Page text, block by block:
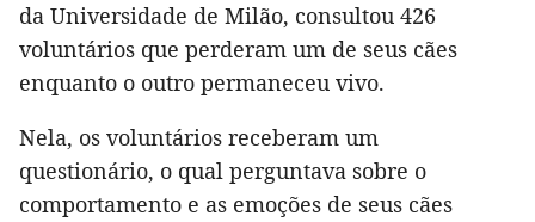
da Universidade de Milão, consultou 426
voluntários que perderam um de seus cães
enquanto o outro permaneceu vivo.
Nela, os voluntários receberam um
questionário, o qual perguntava sobre o
comportamento e as emoções de seus cães